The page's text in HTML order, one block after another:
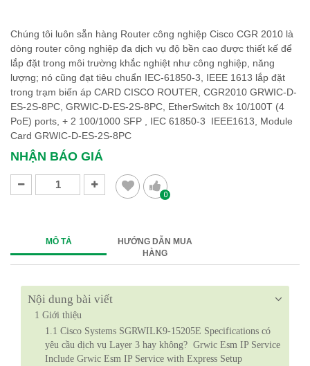
Chúng tôi luôn sẵn hàng Router công nghiệp Cisco CGR 2010 là
dòng router công nghiệp đa dịch vụ độ bền cao được thiết kế để
lắp đặt trong môi trường khắc nghiệt như công nghiệp, năng
lượng; nó cũng đạt tiêu chuẩn IEC-61850-3, IEEE 1613 lắp đặt
trong trạm biến áp CARD CISCO ROUTER, CGR2010 GRWIC-D-
ES-2S-8PC, GRWIC-D-ES-2S-8PC, EtherSwitch 8x 10/100T (4
PoE) ports, + 2 100/1000 SFP , IEC 61850-3 IEEE1613, Module
Card GRWIC-D-ES-2S-8PC
NHẬN BÁO GIÁ
0
MÔ TẢ
HƯỚNG DẪN MUA
HÀNG
Nội dung bài viết
1 Giới thiệu
1.1 Cisco Systems SGRWILK9-15205E Specifications có
yêu cầu dịch vụ Layer 3 hay không? Grwic Esm IP Service
Include Grwic Esm IP Service with Express Setup